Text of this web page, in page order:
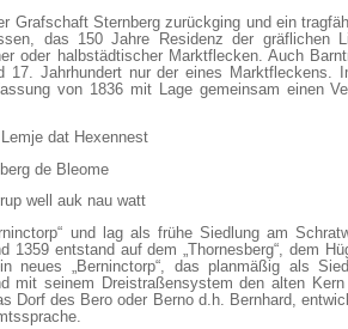
Grafschaft Sternberg zurückging und ein
das 150 Jahre Residenz der gräflichen
oder halbstädtischer Marktflecken. Auch
17. Jahrhundert nur der eines Marktfleckens.
von 1836 mit Lage gemeinsam einen
dat Hexennest
de Bleome
well auk nau watt
und lag als frühe Siedlung am
1359 entstand auf dem „Thornesberg“, dem
neues „Berninctorp“, das planmäßig als
mit seinem Dreistraßensystem den alten
Dorf des Bero oder Berno d.h. Bernhard,